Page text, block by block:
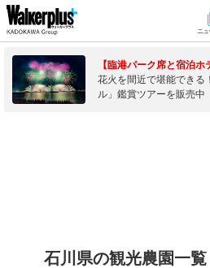
ニュ
【臨港パーク席と宿泊ホ
花火を間近で堪能できる
ル」鑑賞ツアーを販売中
石川県の観光農園一覧